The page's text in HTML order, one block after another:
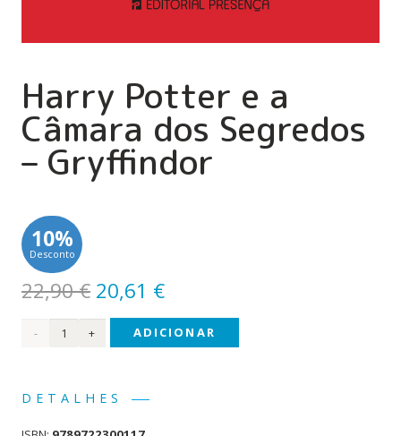
Harry Potter e a
Câmara dos Segredos
– Gryffindor
10%
Desconto
22,90€ O
preço
original
22,90 €.
20,61 €O
preço
atual
Quantidade
ADICIONAR
DETALHES